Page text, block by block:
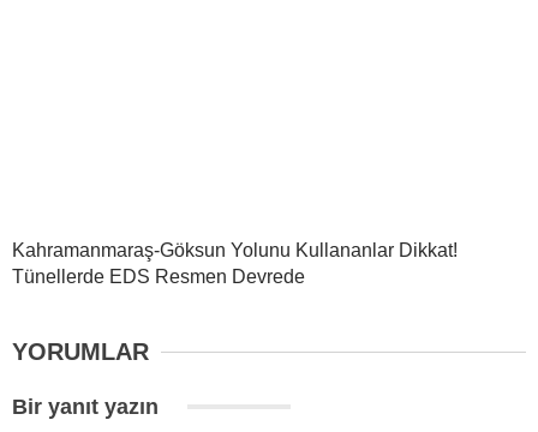
Kahramanmaraş-Göksun Yolunu Kullananlar Dikkat!
Tünellerde EDS Resmen Devrede
YORUMLAR
Bir yanıt yazın